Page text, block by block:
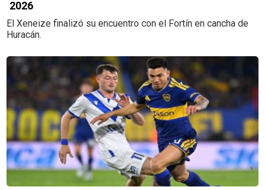
2026
El Xeneize finalizó su encuentro con el Fortín en cancha de
Huracán.